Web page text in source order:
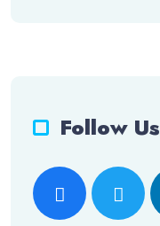
Follow Us